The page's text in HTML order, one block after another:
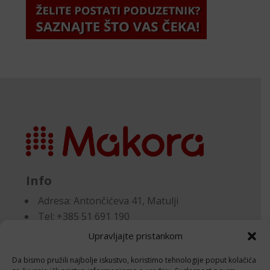
Upravljajte pristankom
Da bismo pružili najbolje iskustvo, koristimo tehnologije poput kolačića
Info
Adresa:Antončićeva 41, Matulji
Tel: +385 51 691 190
Email:knjigovodstvo@makora.hr